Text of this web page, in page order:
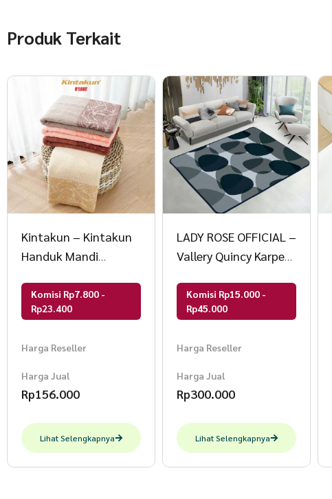
Produk Terkait
Kintakun – Kintakun
Handuk Mandi
Towel Tirta DLUXE
Komisi Rp7.800 -
Rp23.400
Harga Reseller
Harga Jual
Rp156.000
Lihat Selengkapnya
LADY ROSE OFFICIAL –
Vallery Quincy Karpet
Komisi Rp15.000 -
Rp45.000
Harga Reseller
Harga Jual
Rp300.000
Lihat Selengkapnya